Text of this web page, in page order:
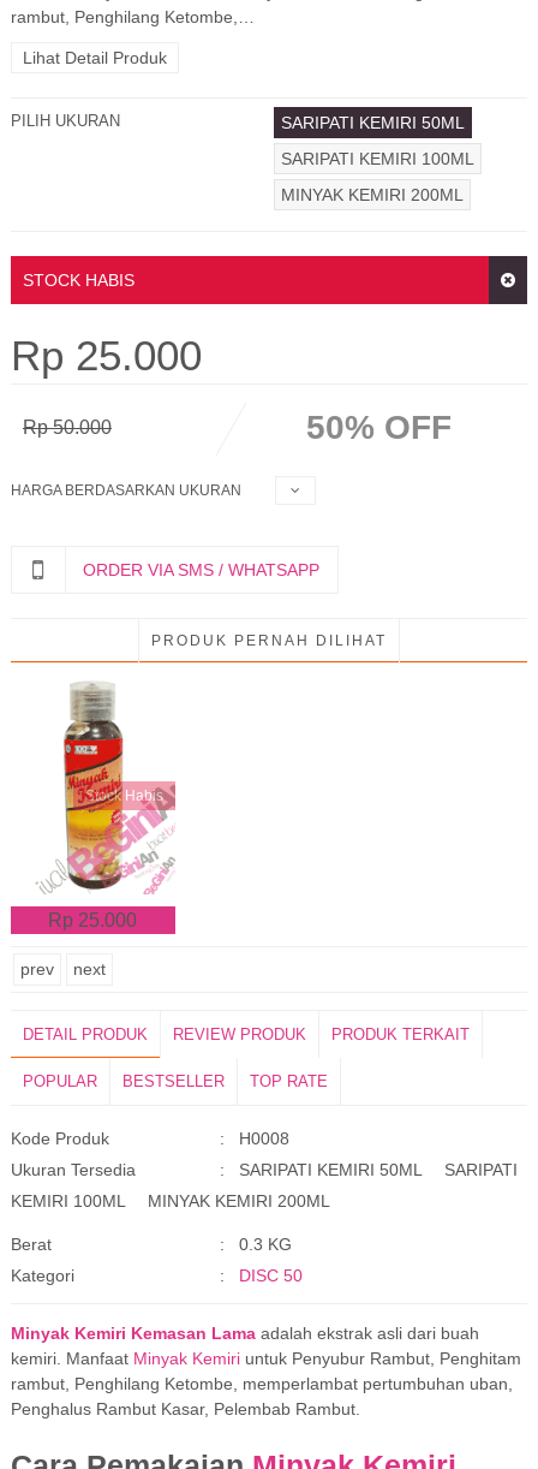
rambut, Penghilang Ketombe,…
Lihat Detail Produk
PILIH UKURAN
SARIPATI KEMIRI 50ML
SARIPATI KEMIRI 100ML
MINYAK KEMIRI 200ML
STOCK HABIS
Rp 25.000
Rp 50.000 50% OFF
HARGA BERDASARKAN UKURAN
ORDER VIA SMS / WHATSAPP
PRODUK PERNAH DILIHAT
Stock Habis
Rp 25.000
prev next
DETAIL PRODUK REVIEW PRODUK PRODUK TERKAIT
POPULAR BESTSELLER TOP RATE
Detail Produk
Kode Produk :
H0008
Ukuran Tersedia
: SARIPATI KEMIRI 50ML
SARIPATI
KEMIRI 100ML
MINYAK KEMIRI 200ML
Berat :
0.3 KG
Kategori
: DISC 50
Minyak Kemiri Kemasan Lamaadalah ekstrak asli dari buah
kemiri. Manfaat Minyak Kemiriuntuk Penyubur Rambut, Penghitam
rambut, Penghilang Ketombe, memperlambat pertumbuhan uban,
Penghalus Rambut Kasar, Pelembab Rambut.